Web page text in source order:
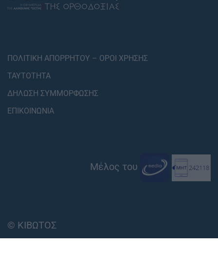
ΠΟΛΙΤΙΚΗ ΑΠΟΡΡΗΤΟΥ – ΟΡΟΙ ΧΡΗΣΗΣ
ΤΑΥΤΟΤΗΤΑ
ΔΗΛΩΣΗ ΣΥΜΜΟΡΦΩΣΗΣ
ΕΠΙΚΟΙΝΩΝΙΑ
Μέλος του
© ΚΙΒΩΤΟΣ